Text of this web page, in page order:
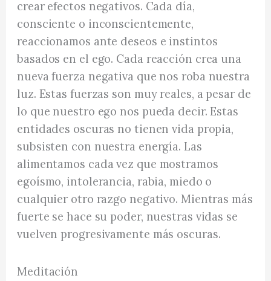
crear efectos negativos. Cada día,
consciente o inconscientemente,
reaccionamos ante deseos e instintos
basados en el ego. Cada reacción crea una
nueva fuerza negativa que nos roba nuestra
luz. Estas fuerzas son muy reales, a pesar de
lo que nuestro ego nos pueda decir. Estas
entidades oscuras no tienen vida propia,
subsisten con nuestra energía. Las
alimentamos cada vez que mostramos
egoísmo, intolerancia, rabia, miedo o
cualquier otro razgo negativo. Mientras más
fuerte se hace su poder, nuestras vidas se
vuelven progresivamente más oscuras.
Meditación